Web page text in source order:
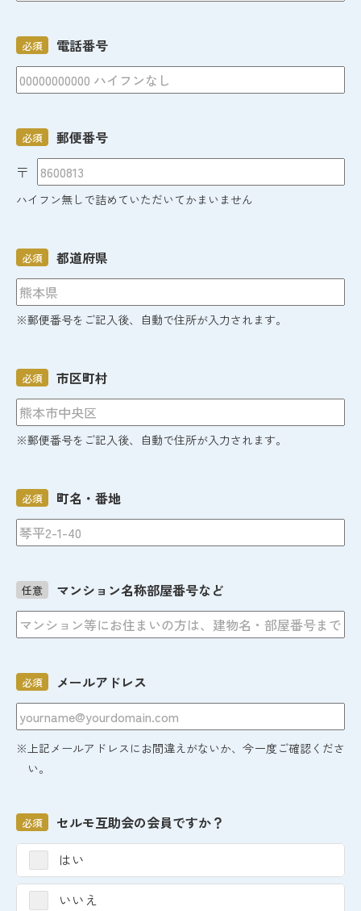
電話番号
必須
郵便番号
必須
〒
ハイフン無しで詰めていただいてかまいません
都道府県
必須
※郵便番号をご記入後、自動で住所が入力されます。
市区町村
必須
※郵便番号をご記入後、自動で住所が入力されます。
町名・番地
必須
マンション名称部屋番号など
任意
メールアドレス
必須
※上記メールアドレスにお間違えがないか、今一度ご確認くださ
い。
セルモ互助会の会員ですか？
必須
はい
いいえ